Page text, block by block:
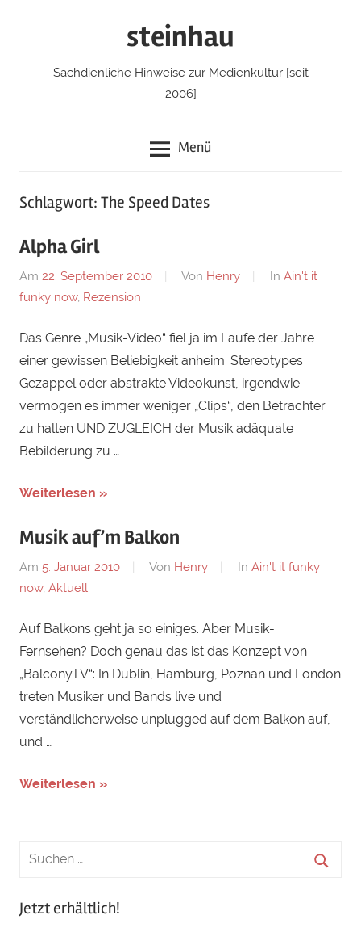
steinhau
Sachdienliche Hinweise zur Medienkultur [seit
2006]
Menü
Schlagwort: The Speed Dates
Alpha Girl
Am 22. September 2010 Von Henry In Ain't it
funky now, Rezension
Das Genre „Musik-Video“ fiel ja im Laufe der Jahre
einer gewissen Beliebigkeit anheim. Stereotypes
Gezappel oder abstrakte Videokunst, irgendwie
vermögen es immer weniger „Clips“, den Betrachter
zu halten UND ZUGLEICH der Musik adäquate
Bebilderung zu …
Weiterlesen »
Musik auf’m Balkon
Am 5. Januar 2010 Von Henry In Ain't it funky
now, Aktuell
Auf Balkons geht ja so einiges. Aber Musik-
Fernsehen? Doch genau das ist das Konzept von
„BalconyTV“: In Dublin, Hamburg, Poznan und London
treten Musiker und Bands live und
verständlicherweise unplugged auf dem Balkon auf,
und …
Weiterlesen »
Jetzt erhältlich!